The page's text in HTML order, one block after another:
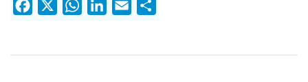
Facebook
WhatsAppLinkedIn
Email